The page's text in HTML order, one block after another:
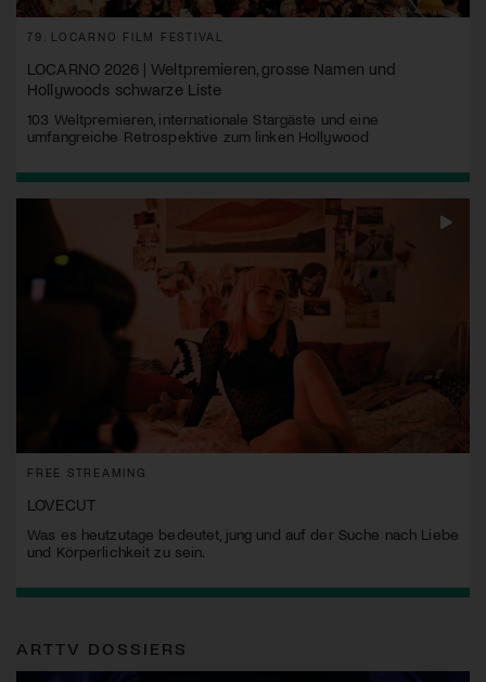
79. LOCARNO FILM FESTIVAL
LOCARNO 2026 | Weltpremieren, grosse Namen und
Hollywoods schwarze Liste
103 Weltpremieren, internationale Stargäste und eine
umfangreiche Retrospektive zum linken Hollywood
FREE STREAMING
LOVECUT
Was es heutzutage bedeutet, jung und auf der Suche nach Liebe
und Körperlichkeit zu sein.
ARTTV DOSSIERS